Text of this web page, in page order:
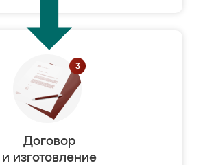
Договор
и изготовление